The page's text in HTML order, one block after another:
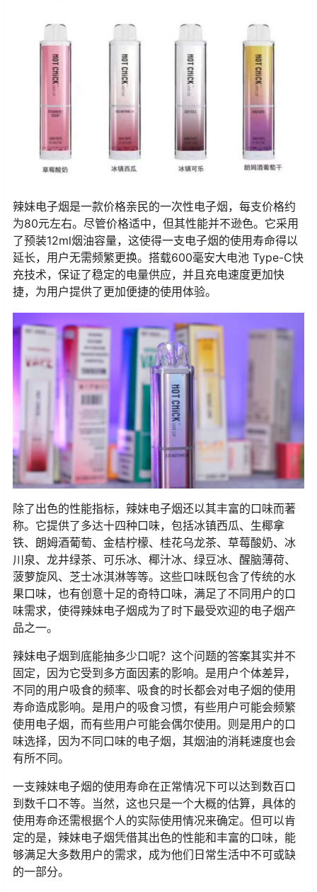
辣妹电子烟是一款价格亲民的一次性电子烟，每支价格约
为80元左右。尽管价格适中，但其性能并不逊色。它采用
了预装12ml烟油容量，这使得一支电子烟的使用寿命得以
延长，用户无需频繁更换。搭载600毫安大电池 Type-C快
充技术，保证了稳定的电量供应，并且充电速度更加快
捷，为用户提供了更加便捷的使用体验。
除了出色的性能指标，辣妹电子烟还以其丰富的口味而著
称。它提供了多达十四种口味，包括冰镇西瓜、生椰拿
铁、朗姆酒葡萄、金桔柠檬、桂花乌龙茶、草莓酸奶、冰
川泉、龙井绿茶、可乐冰、椰汁冰、绿豆冰、醒脑薄荷、
菠萝旋风、芝士冰淇淋等等。这些口味既包含了传统的水
果口味，也有创意十足的奇特口味，满足了不同用户的口
味需求，使得辣妹电子烟成为了时下最受欢迎的电子烟产
品之一。
辣妹电子烟到底能抽多少口呢？这个问题的答案其实并不
固定，因为它受到多方面因素的影响。是用户个体差异，
不同的用户吸食的频率、吸食的时长都会对电子烟的使用
寿命造成影响。是用户的吸食习惯，有些用户可能会频繁
使用电子烟，而有些用户可能会偶尔使用。则是用户的口
味选择，因为不同口味的电子烟，其烟油的消耗速度也会
有所不同。
一支辣妹电子烟的使用寿命在正常情况下可以达到数百口
到数千口不等。当然，这也只是一个大概的估算，具体的
使用寿命还需根据个人的实际使用情况来确定。但可以肯
定的是，辣妹电子烟凭借其出色的性能和丰富的口味，能
够满足大多数用户的需求，成为他们日常生活中不可或缺
的一部分。